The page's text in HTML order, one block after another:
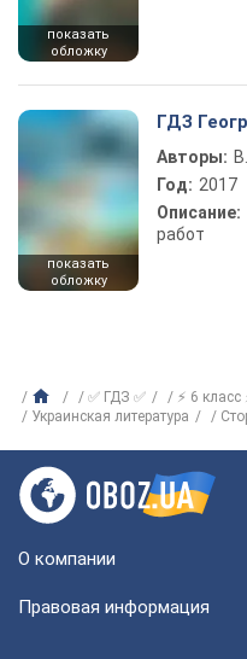
показать
обложку
показать
обложку
ГДЗ
Авторы:
Год: 2017
Описание:
работ
✅ ГДЗ ✅ ⚡ 6 класс
Украинская литература
О компании
Правовая информация